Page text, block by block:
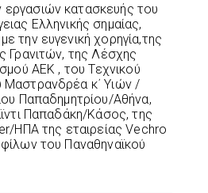
κατασκευής του
Ελληνικής σημαίας,
την ευγενική χορηγία,της
Γρανιτών, της Λέσχης
ΑΕΚ , του Τεχνικού
Μαστρανδρέα κ΄ Υιών /
Παπαδημητρίου/Αθήνα,
Παπαδάκη/Κάσος, της
ΗΠΑ της εταιρείας Vechro
του Παναθηναϊκού